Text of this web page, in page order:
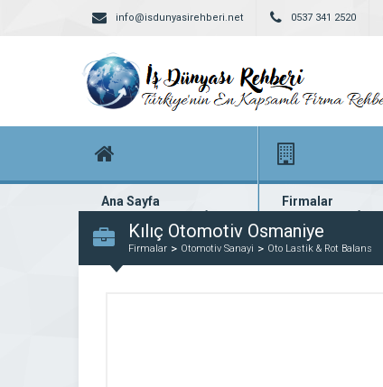
info@isdunyasirehberi.net 0537 341 2520
Ana Sayfa
Firma rehberi ana sayfanız
Firmalar
Yüzlerce kayıtlı firma
Kılıç Otomotiv Osmaniye
Firmalar Otomotiv Sanayi Oto Lastik & Rot Balans